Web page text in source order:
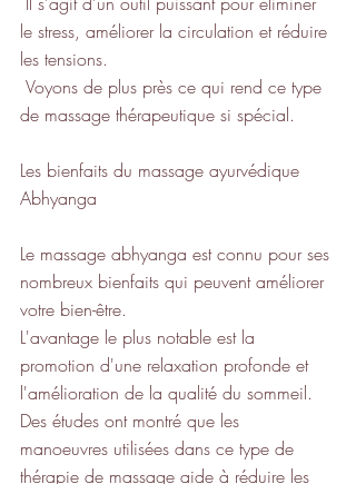
le stress, améliorer la circulation et réduire
les tensions.
de massage thérapeutique si spécial.
Les bienfaits du massage ayurvédique
Abhyanga
Le massage abhyanga est connu pour ses
nombreux bienfaits qui peuvent améliorer
votre bien-être.
L'avantage le plus notable est la
promotion d'une relaxation profonde et
l'amélioration de la qualité du sommeil.
Des études ont montré que les
manoeuvres utilisées dans ce type de
thérapie de massage aide à réduire les